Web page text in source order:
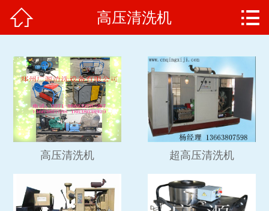
维修保养
客户案例
产品选型
联系方式
 高压清洗机 
高压清洗机 超高压清洗机